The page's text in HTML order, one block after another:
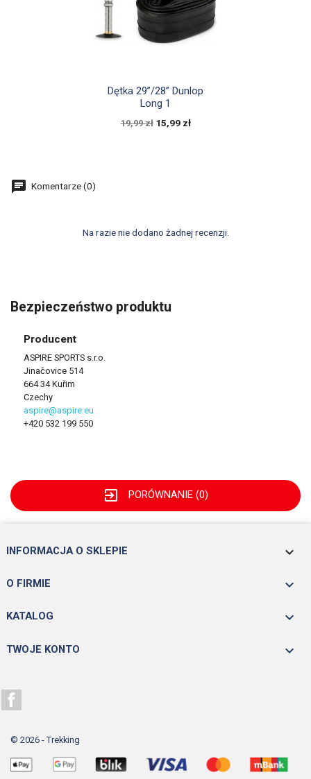
Szybki podgląd
Dętka 29”/28” Dunlop
Long 1
19,99 zł 15,99 zł
Komentarze (0)
Na razie nie dodano żadnej recenzji.
Bezpieczeństwo produktu
Producent
ASPIRE SPORTS s.r.o.
Jinačovice 514
664 34 Kuřim
Czechy
aspire@aspire.eu
+420 532 199 550
exit_to_app PORÓWNANIE (0)
INFORMACJA O SKLEPIE keyboard_arrow_down
O FIRMIE 
KATALOG 
TWOJE KONTO 
© 2026 - Trekking